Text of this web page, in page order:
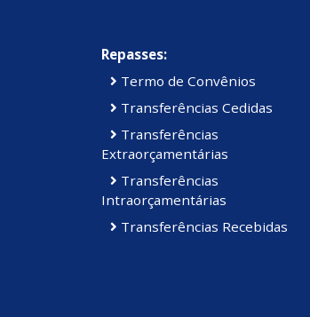
Repasses:
Termo de Convênios
Transferências Cedidas
Transferências
Extraorçamentárias
Transferências
Intraorçamentárias
Transferências Recebidas